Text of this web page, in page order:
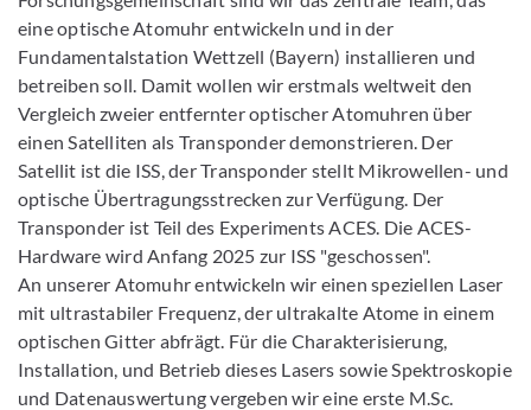
eine optische Atomuhr entwickeln und in der
Fundamentalstation Wettzell (Bayern) installieren und
betreiben soll. Damit wollen wir erstmals weltweit den
Vergleich zweier entfernter optischer Atomuhren über
einen Satelliten als Transponder demonstrieren. Der
Satellit ist die ISS, der Transponder stellt Mikrowellen- und
optische Übertragungsstrecken zur Verfügung. Der
Transponder ist Teil des Experiments ACES. Die ACES-
Hardware wird Anfang 2025 zur ISS "geschossen".
An unserer Atomuhr entwickeln wir einen speziellen Laser
mit ultrastabiler Frequenz, der ultrakalte Atome in einem
optischen Gitter abfrägt. Für die Charakterisierung,
Installation, und Betrieb dieses Lasers sowie Spektroskopie
und Datenauswertung vergeben wir eine erste M.Sc.